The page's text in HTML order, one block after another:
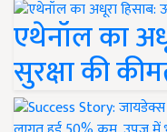
एथेनॉल का
सुरक्षा की